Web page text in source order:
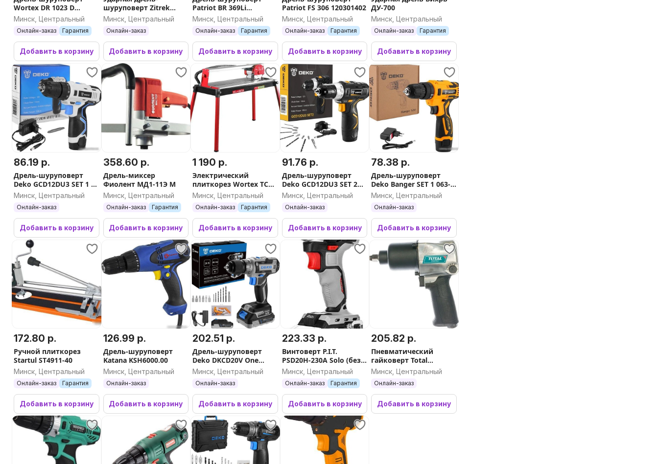
Wortex DR 1023 D
DR1023D0029
Минск, Центральный
Онлайн-заказ Гарантия
Добавить в корзину
шуруповерт Zitrek
Crusher 21-Li 063-4055 (с
2-мя АКБ, кейс)
Минск, Центральный
Онлайн-заказ
Добавить в корзину
Patriot BR 369Li
180201369 (с 2-мя АКБ,
Минск, Центральный
Онлайн-заказ Гарантия
Добавить в корзину
Patriot FS 306 120301402
Минск, Центральный
Онлайн-заказ Гарантия
Добавить в корзину
ДУ-700
Минск, Центральный
Онлайн-заказ Гарантия
Добавить в корзину
86.19 р.
Дрель-шуруповерт
Deko GCD12DU3 SET 1 (с
1-им АКБ)
Минск, Центральный
Онлайн-заказ
Добавить в корзину
358.60 р.
Дрель-миксер
Фиолент МД1-11Э М
Минск, Центральный
Онлайн-заказ Гарантия
Добавить в корзину
1 190 р.
Электрический
плиткорез Wortex TC
2090-1 CM
Минск, Центральный
Онлайн-заказ Гарантия
Добавить в корзину
91.76 р.
Дрель-шуруповерт
Deko GCD12DU3 SET 2
063-4146 (с 1-им АКБ,
набор оснастки)
Минск, Центральный
Онлайн-заказ
Добавить в корзину
78.38 р.
Дрель-шуруповерт
Deko Banger SET 1 063-
4129 (с 1-им АКБ)
Минск, Центральный
Онлайн-заказ
Добавить в корзину
172.80 р.
Ручной плиткорез
Startul ST4911-40
Минск, Центральный
Онлайн-заказ Гарантия
Добавить в корзину
126.99 р.
Дрель-шуруповерт
Katana KSH6000.00
Минск, Центральный
Онлайн-заказ
Добавить в корзину
202.51 р.
Дрель-шуруповерт
Deko DKCD20V One
Set63 083-1038 (с 2-мя
АКБ, кейс)
Минск, Центральный
Онлайн-заказ
Добавить в корзину
223.33 р.
Винтоверт P.I.T.
PSD20H-230A Solo (без
АКБ)
Минск, Центральный
Онлайн-заказ Гарантия
Добавить в корзину
205.82 р.
Пневматический
гайковерт Total
TAT40122
Минск, Центральный
Онлайн-заказ
Добавить в корзину